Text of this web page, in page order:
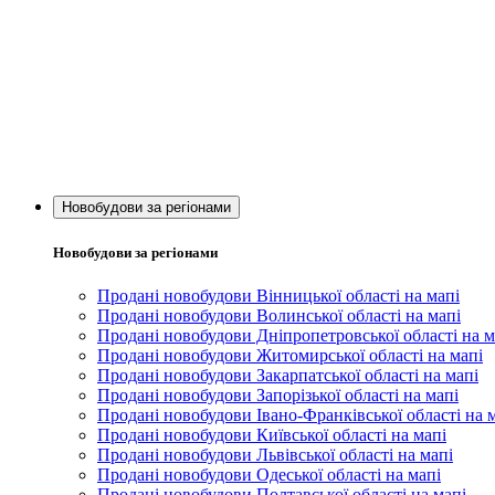
Новобудови за регіонами
Новобудови за регіонами
Продані новобудови Вінницької області на мапі
Продані новобудови Волинської області на мапі
Продані новобудови Дніпропетровської області на
Продані новобудови Житомирської області на мапі
Продані новобудови Закарпатської області на мапі
Продані новобудови Запорізької області на мапі
Продані новобудови Івано-Франківської області на
Продані новобудови Київської області на мапі
Продані новобудови Львівської області на мапі
Продані новобудови Одеської області на мапі